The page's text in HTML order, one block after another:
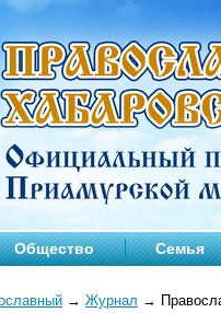
Общество Семья
→ Журнал →